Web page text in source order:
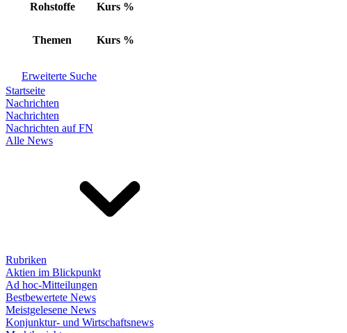
Rohstoffe Kurs %
Themen Kurs %
Erweiterte Suche
Startseite
Nachrichten
Nachrichten
Nachrichten auf FN
Alle News
Rubriken
Aktien im Blickpunkt
Ad hoc-Mitteilungen
Bestbewertete News
Meistgelesene News
Konjunktur- und Wirtschaftsnews